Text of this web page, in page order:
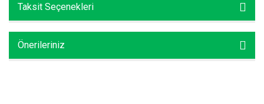
Taksit Seçenekleri
Önerileriniz